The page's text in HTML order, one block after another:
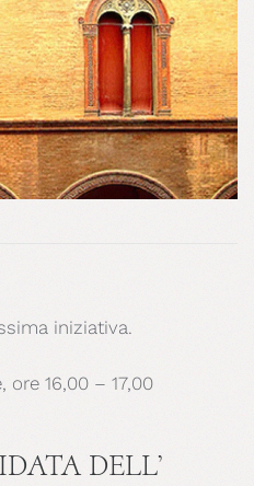
iniziativa.
ore 16,00 – 17,00
DELL’